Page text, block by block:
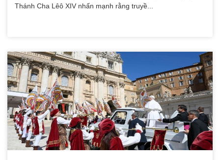
Thánh Cha Lêô XIV nhấn mạnh rằng truyề...